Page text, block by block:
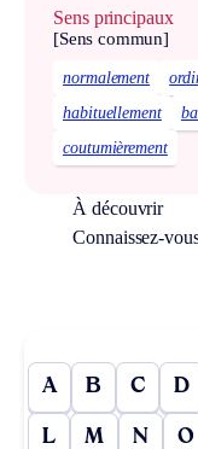
Sens principaux
[Sens commun]
normalement
habituellement
coutumièrement
À découvrir
Connaissez-
A B C D
L M N O